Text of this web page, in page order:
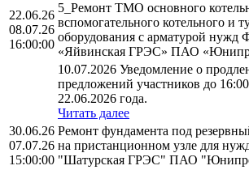
22.06.26
08.07.26
16:00:00
5_Ремонт ТМО основного
вспомогательного котельного и
оборудования с арматурой нужд
«Яйвинская ГРЭС» ПАО
10.07.2026 Уведомление о
предложений участников до
22.06.2026 года.
Читать далее
30.06.26
07.07.26
15:00:00
Ремонт фундамента под
на пристанционном узле для
"Шатурская ГРЭС" ПАО